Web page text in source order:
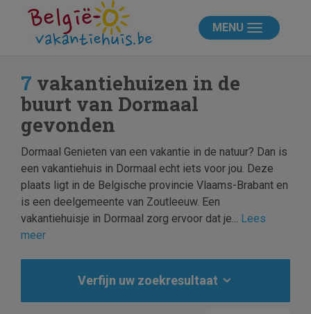
MENU
7 vakantiehuizen in de
buurt van Dormaal
gevonden
Dormaal Genieten van een vakantie in de natuur? Dan is
een vakantiehuis in Dormaal echt iets voor jou. Deze
plaats ligt in de Belgische provincie Vlaams-Brabant en
is een deelgemeente van Zoutleeuw. Een
vakantiehuisje in Dormaal zorg ervoor dat je... Lees
meer
Verfijn uw zoekresultaat